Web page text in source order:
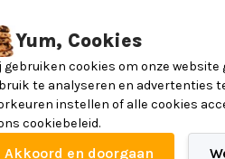
te creëren. De stoel is
deze tuinstoel. Ons advies is dan
8720194121894
Touw en staal
Yum, Cookies
gebruiken cookies om onze
te analyseren en advertenties
instellen of alle cookies
cookiebeleid.
Akkoord en doorgaan